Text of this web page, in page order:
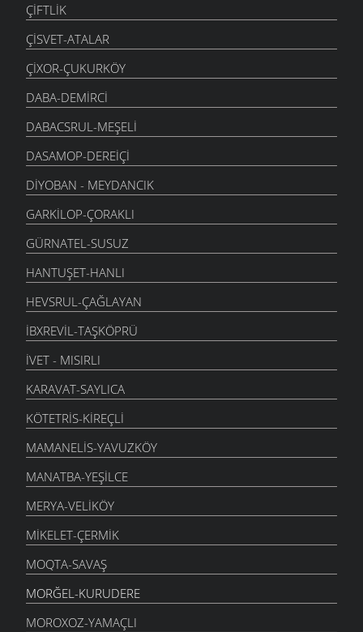
ÇIFTLIK
ÇISVET-ATALAR
ÇIXOR-ÇUKURKÖY
DABA-DEMIRCI
DABACSRUL-MEŞELI
DASAMOP-DEREIÇI
DIYOBAN - MEYDANCIK
GARKILOP-ÇORAKLI
GÜRNATEL-SUSUZ
HANTUŞET-HANLI
HEVSRUL-ÇAĞLAYAN
İBXREVIL-TAŞKÖPRÜ
İVET - MISIRLI
KARAVAT-SAYLICA
KÖTETRIS-KIREÇLI
MAMANELIS-YAVUZKÖY
MANATBA-YEŞILCE
MERYA-VELIKÖY
MIKELET-ÇERMIK
MOQTA-SAVAŞ
MORĞEL-KURUDERE
MOROXOZ-YAMAÇLI